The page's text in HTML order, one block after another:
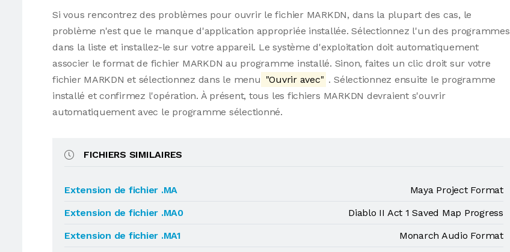
Si vous rencontrez des problèmes pour ouvrir le fichier MARKDN, dans la plupart des cas, le
problème n'est que le manque d'application appropriée installée. Sélectionnez l'un des programmes
dans la liste et installez-le sur votre appareil. Le système d'exploitation doit automatiquement
associer le format de fichier MARKDN au programme installé. Sinon, faites un clic droit sur votre
fichier MARKDN et sélectionnez dans le menu "Ouvrir avec" . Sélectionnez ensuite le programme
installé et confirmez l'opération. À présent, tous les fichiers MARKDN devraient s'ouvrir
automatiquement avec le programme sélectionné.
FICHIERS SIMILAIRES
Extension de fichier .MA
Maya Project Format
Extension de fichier .MA0
Diablo II Act 1 Saved Map Progress
Extension de fichier .MA1
Monarch Audio Format